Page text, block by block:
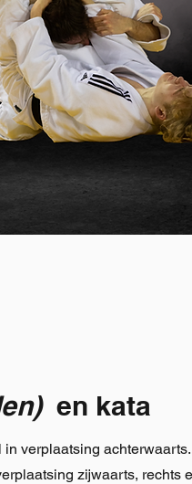
en kata
verplaatsing achterwaarts.
zijwaarts, rechts